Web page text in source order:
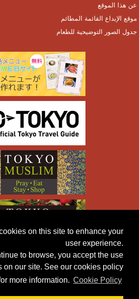
on this site to enhance your
user experience.
to browse, you accept the use
on our site. See our cookies policy
more information. Cookie Policy
عن هذا الموقع
موقع الإيداع القائمة المطائم
جدول الصور التوضيحية للطعام